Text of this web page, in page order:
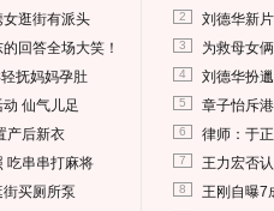
逛街有派头
回答全场大笑！
抚妈妈孕肚
仙气儿足
产后新衣
吃串串打麻将
买厕所泵
2 刘德华新
3 为救母女
4 刘德华扮
5 章子怡斥
6 律师：于
7 王力宏否
8 王刚自曝7